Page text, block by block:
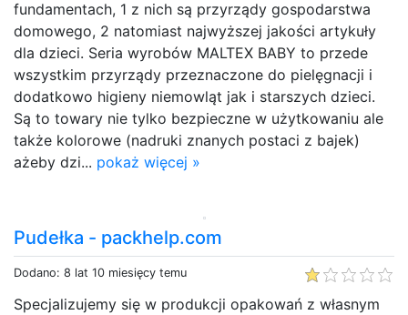
fundamentach, 1 z nich są przyrządy gospodarstwa
domowego, 2 natomiast najwyższej jakości artykuły
dla dzieci. Seria wyrobów MALTEX BABY to przede
wszystkim przyrządy przeznaczone do pielęgnacji i
dodatkowo higieny niemowląt jak i starszych dzieci.
Są to towary nie tylko bezpieczne w użytkowaniu ale
także kolorowe (nadruki znanych postaci z bajek)
ażeby dzi... pokaż więcej »
Pudełka - packhelp.com
Dodano: 8 lat 10 miesięcy temu
Specjalizujemy się w produkcji opakowań z własnym